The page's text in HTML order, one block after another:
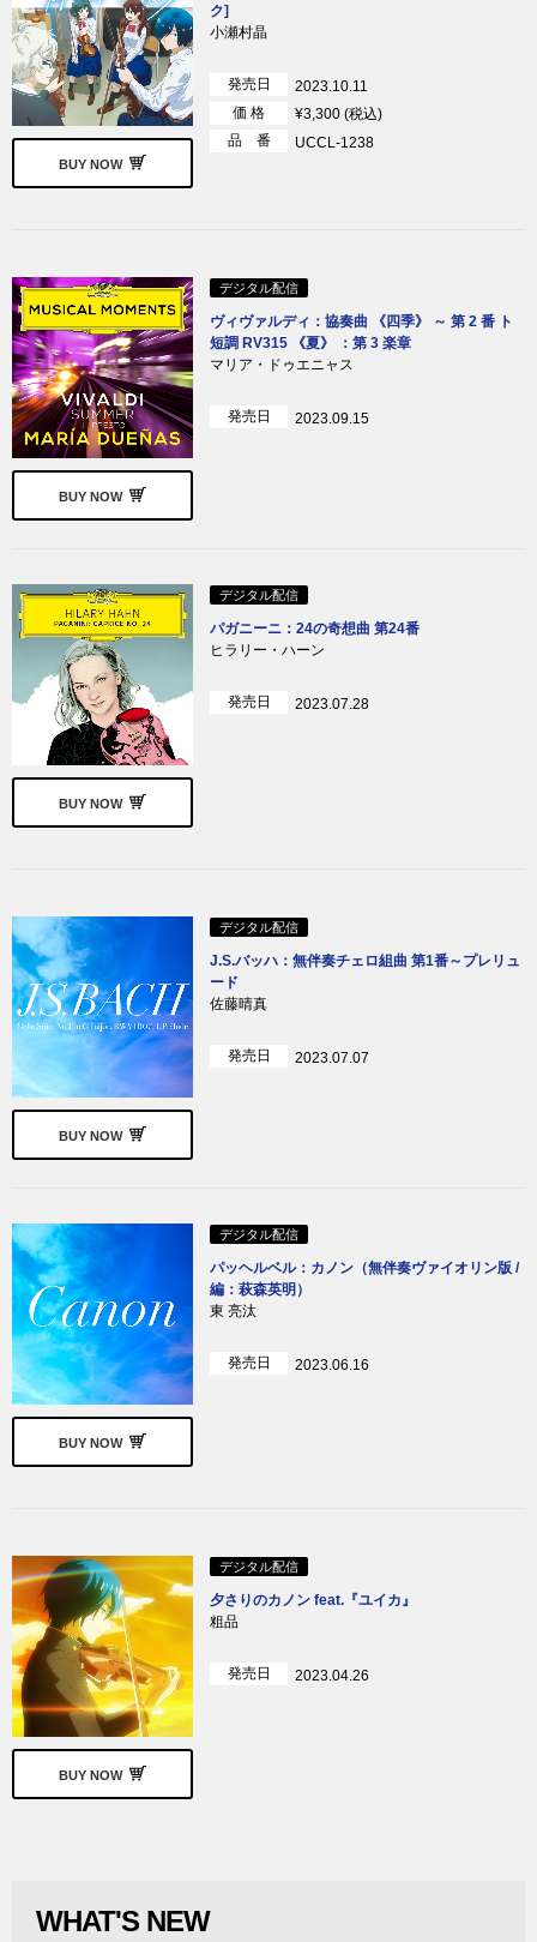
BUY NOW
ク]
小瀬村晶
発売日
2023.10.11
価 格
¥3,300 (税込)
品 番
UCCL-1238
BUY NOW
デジタル配信
ヴィヴァルディ：協奏曲 《四季》 ～ 第 2 番 ト
短調 RV315 《夏》 ：第 3 楽章
マリア・ドゥエニャス
発売日 2023.09.15
BUY NOW
デジタル配信
パガニーニ：24の奇想曲 第24番
ヒラリー・ハーン
発売日 2023.07.28
BUY NOW
デジタル配信
J.S.バッハ：無伴奏チェロ組曲 第1番～プレリュ
ード
佐藤晴真
発売日 2023.07.07
BUY NOW
デジタル配信
パッヘルベル：カノン（無伴奏ヴァイオリン版 /
編：萩森英明）
東 亮汰
発売日 2023.06.16
BUY NOW
デジタル配信
夕さりのカノン feat.『ユイカ』
粗品
発売日 2023.04.26
WHAT'S NEW